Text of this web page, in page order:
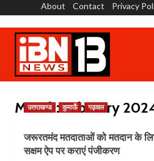
content
About Contact Privacy
Month:February
उत्तराखण्ड कुमाऊँ गढ़वाल
जरूरतमंद मतदाताओं को मतदान के
सक्षम ऐप पर कराएं पंजीकरण